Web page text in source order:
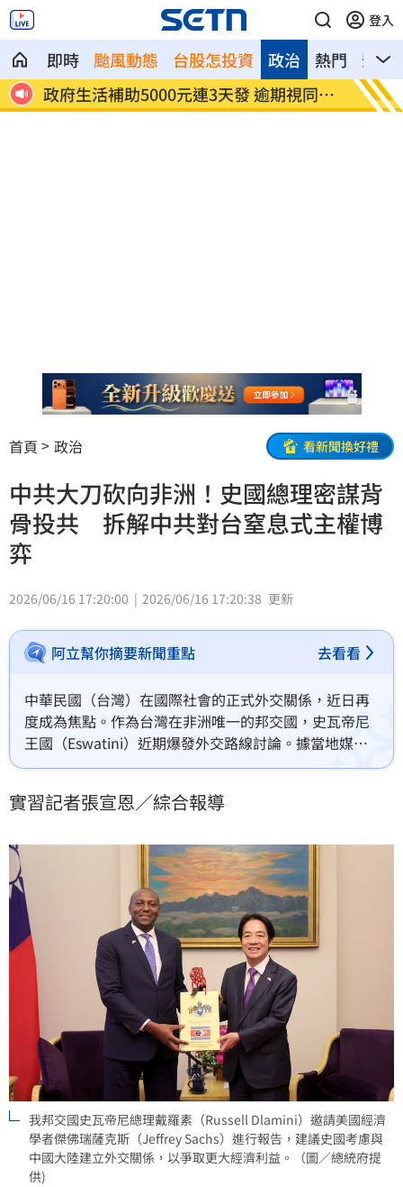
登入
即時 颱風動態 台股怎投資 熱門 影音
政治
政府生活補助5000元連3天發 逾期視同放
棄
宏碁
層
首頁 政治 看新聞換好禮
中共大刀砍向非洲！史國總理密謀背
骨投共 拆解中共對台窒息式主權博
弈
2026/06/16 17:20:00 2026/06/16 17:20:38 更新
阿立幫你摘要新聞重點 去看看
中華民國（台灣）在國際社會的正式外交關係，近日再
度成為焦點。作為台灣在非洲唯一的邦交國，史瓦帝尼
王國（Eswatini）近期爆發外交路線討論。據當地媒體
《Swaziland News》報導，現任總理戴羅素（Russell
克斯（Jeffrey Sachs）進行報告，後者建議該國考慮與
實習記者張宣恩／綜合報導
我邦交國史瓦帝尼總理戴羅素（Russell Dlamini）邀請美國經濟
學者傑佛瑞薩克斯（Jeffrey Sachs）進行報告，建議史國考慮與
中國大陸建立外交關係，以爭取更大經濟利益。（圖／總統府提
供)